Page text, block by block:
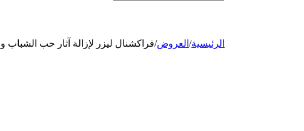
الرئيسية/ العروض/فراكشنال ليزر لإزالة آثار حب الشباب